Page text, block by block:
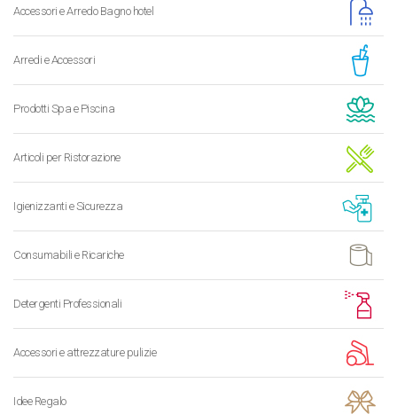
Accessori e Arredo Bagno hotel
Arredi e Accessori
Prodotti Spa e Piscina
Articoli per Ristorazione
Igienizzanti e Sicurezza
Consumabili e Ricariche
Detergenti Professionali
Accessori e attrezzature pulizie
Idee Regalo